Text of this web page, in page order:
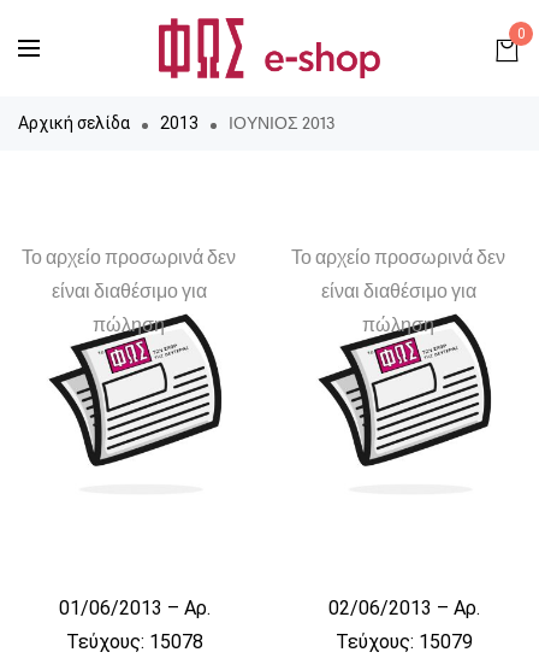
0
Αρχική σελίδα 2013 ΙΟΥΝΙΟΣ 2013
Το αρχείο προσωρινά δεν
είναι διαθέσιμο για
πώληση
01/06/2013 – Αρ.
Τεύχους: 15078
Το αρχείο προσωρινά δεν
είναι διαθέσιμο για
πώληση
02/06/2013 – Αρ.
Τεύχους: 15079